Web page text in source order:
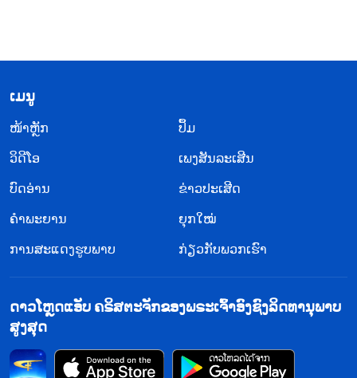
​ເມ​ນູ
​ໜ້າຫຼັກ
ປຶ້ມ
ວິ​ດີ​ໂອ
ເພງສັນລະເສີນ
ບົດອ່ານ
ຂ່າວປະເສີດ
ຄຳພະຍານ
ຍຸກໃໝ່
ການສະແດງຮູບພາບ
ກ່ຽວກັບພວກເຮົາ
ດາວໂຫຼດແອັບ ຄຣິສຕະຈັກຂອງພຣະເຈົ້າອົງຊົງລິດທານຸພາບ
ສູງສຸດ